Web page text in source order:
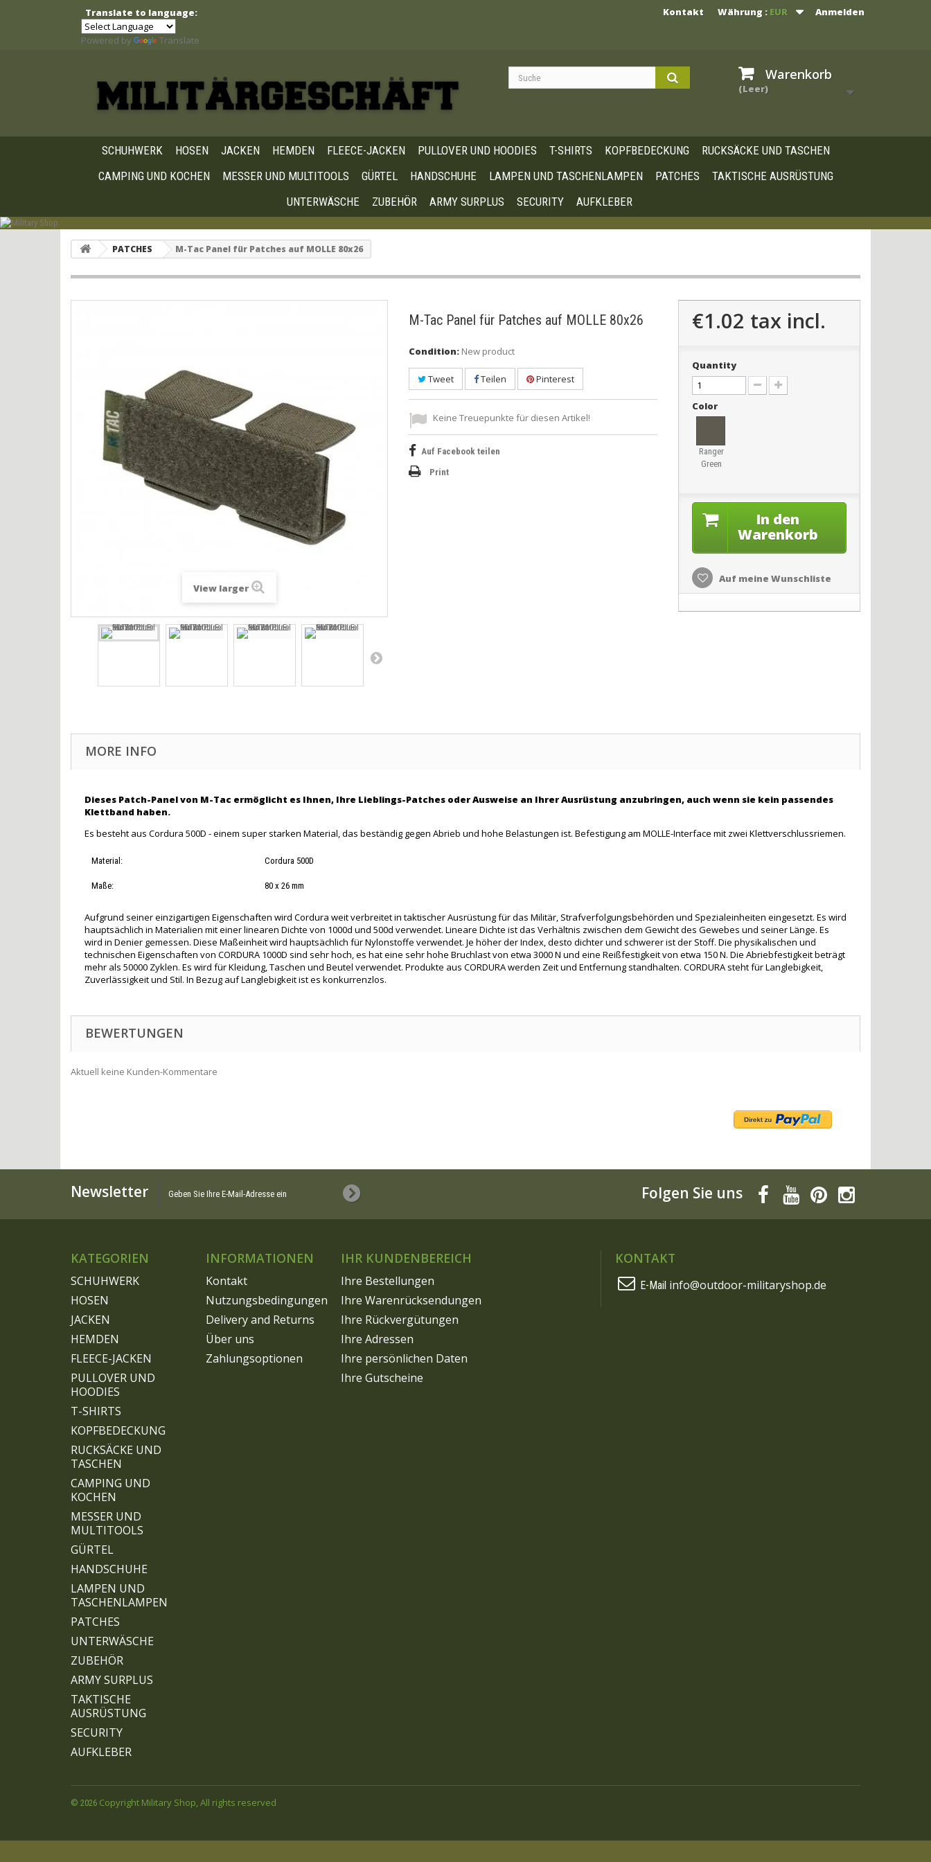
Anmelden
Währung : EUR
Kontakt
Translate to language:
Powered by Translate
Warenkorb
(Leer)
SCHUHWERK HOSEN JACKEN HEMDEN FLEECE-JACKEN PULLOVER UND HOODIES T-SHIRTS KOPFBEDECKUNG
RUCKSÄCKE UND TASCHEN
CAMPING UND KOCHEN
MESSER UND MULTITOOLS GÜRTEL HANDSCHUHE LAMPEN UND TASCHENLAMPEN PATCHES
TAKTISCHE AUSRÜSTUNG
UNTERWÄSCHE
ZUBEHÖR ARMY SURPLUS SECURITY AUFKLEBER
PATCHES M-Tac Panel für Patches auf MOLLE 80x26
View larger
M-Tac Panel für Patches auf MOLLE 80x26
Condition: New product
Tweet Teilen Pinterest
Keine Treuepunkte für diesen Artikel!
Auf Facebook teilen
Print
€1.02 tax incl.
Quantity
Color
Ranger
Green
In den
Warenkorb
Auf meine Wunschliste
MORE INFO
Dieses Patch-Panel von M-Tac ermöglicht es Ihnen, Ihre Lieblings-Patches oder Ausweise an Ihrer Ausrüstung anzubringen, auch wenn sie kein passendes
Klettband haben.
Es besteht aus Cordura 500D - einem super starken Material, das beständig gegen Abrieb und hohe Belastungen ist. Befestigung am MOLLE-Interface mit zwei Klettverschlussriemen.
Material: Cordura 500D
Maße: 80 x 26 mm
Aufgrund seiner einzigartigen Eigenschaften wird Cordura weit verbreitet in taktischer Ausrüstung für das Militär, Strafverfolgungsbehörden und Spezialeinheiten eingesetzt. Es wird
hauptsächlich in Materialien mit einer linearen Dichte von 1000d und 500d verwendet. Lineare Dichte ist das Verhältnis zwischen dem Gewicht des Gewebes und seiner Länge. Es
wird in Denier gemessen. Diese Maßeinheit wird hauptsächlich für Nylonstoffe verwendet. Je höher der Index, desto dichter und schwerer ist der Stoff. Die physikalischen und
technischen Eigenschaften von CORDURA 1000D sind sehr hoch, es hat eine sehr hohe Bruchlast von etwa 3000 N und eine Reißfestigkeit von etwa 150 N. Die Abriebfestigkeit beträgt
mehr als 50000 Zyklen. Es wird für Kleidung, Taschen und Beutel verwendet. Produkte aus CORDURA werden Zeit und Entfernung standhalten. CORDURA steht für Langlebigkeit,
Zuverlässigkeit und Stil. In Bezug auf Langlebigkeit ist es konkurrenzlos.
BEWERTUNGEN
Aktuell keine Kunden-Kommentare
Newsletter Folgen Sie uns
KATEGORIEN
SCHUHWERK
HOSEN
JACKEN
HEMDEN
FLEECE-JACKEN
PULLOVER UND
HOODIES
T-SHIRTS
KOPFBEDECKUNG
RUCKSÄCKE UND
TASCHEN
CAMPING UND
KOCHEN
MESSER UND
MULTITOOLS
GÜRTEL
HANDSCHUHE
LAMPEN UND
TASCHENLAMPEN
PATCHES
UNTERWÄSCHE
ZUBEHÖR
ARMY SURPLUS
TAKTISCHE
AUSRÜSTUNG
SECURITY
AUFKLEBER
INFORMATIONEN
Kontakt
Nutzungsbedingungen
Delivery and Returns
Über uns
Zahlungsoptionen
© 2026 Copyright Military Shop, All rights reserved
IHR KUNDENBEREICH
Ihre Bestellungen
Ihre Warenrücksendungen
Ihre Rückvergütungen
Ihre Adressen
Ihre persönlichen Daten
Ihre Gutscheine
KONTAKT
E-Mail info@outdoor-militaryshop.de